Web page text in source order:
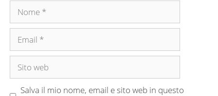
Nome
Email
Sito
Salva il mio nome, email e sito web in questo